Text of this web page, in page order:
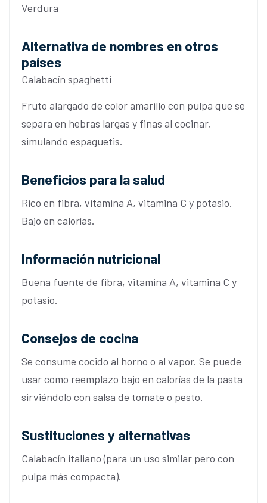
Verdura
Alternativa de nombres en otros
países
Calabacín spaghetti
Fruto alargado de color amarillo con pulpa que se
separa en hebras largas y finas al cocinar,
simulando espaguetis.
Beneficios para la salud
Rico en fibra, vitamina A, vitamina C y potasio.
Bajo en calorías.
Información nutricional
Buena fuente de fibra, vitamina A, vitamina C y
potasio.
Consejos de cocina
Se consume cocido al horno o al vapor. Se puede
usar como reemplazo bajo en calorías de la pasta
sirviéndolo con salsa de tomate o pesto.
Sustituciones y alternativas
Calabacín italiano (para un uso similar pero con
pulpa más compacta).